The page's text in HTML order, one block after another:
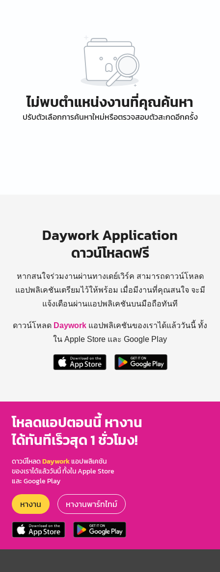
ไม่พบตำแหน่งงานที่คุณค้นหา
ปรับตัวเลือกการค้นหาใหม่หรือตรวจสอบตัวสะกดอีกครั้ง
Daywork Application
ดาวน์โหลดฟรี
หากสนใจร่วมงานผ่านทางเดย์เวิร์ค สามารถดาวน์โหลด
แอปพลิเคชันเตรียมไว้ให้พร้อม เมื่อมีงานที่คุณสนใจ จะมี
แจ้งเตือนผ่านแอปพลิเคชันบนมือถือทันที
ดาวน์โหลด Daywork แอปพลิเคชันของเราได้แล้ววันนี้ ทั้ง
ใน Apple Store และ Google Play
โหลดแอปตอนนี้ หางาน
ได้ทันทีเร็วสุด 1 ชั่วโมง!
ดาวน์โหลดDayworkแอปพลิเคชัน
ของเราได้แล้ววันนี้ ทั้งใน Apple Store
และ Google Play
หางาน หางานพาร์ทไทม์